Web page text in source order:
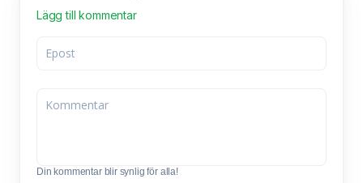
Lägg till kommentar
Din kommentar blir synlig för alla!